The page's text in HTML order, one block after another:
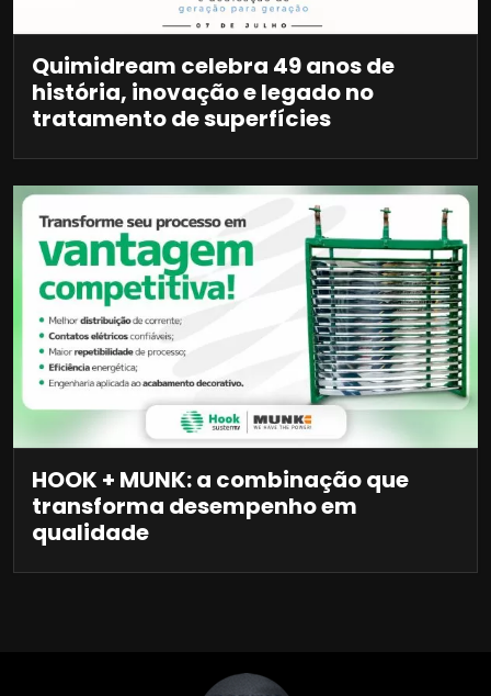
Quimidream celebra 49 anos de
história, inovação e legado no
tratamento de superfícies
HOOK + MUNK: a combinação que
transforma desempenho em
qualidade